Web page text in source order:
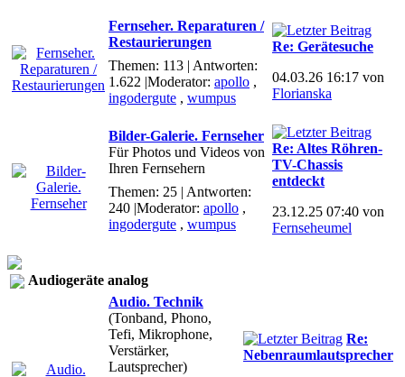
Fernseher. Reparaturen /
Restaurierungen
Themen: 113 | Antworten:
1.622 |Moderator: apollo ,
ingodergute , wumpus
Re: Gerätesuche
04.03.26 16:17 von
Florianska
Bilder-Galerie. Fernseher
Für Photos und Videos von
Ihren Fernsehern
Themen: 25 | Antworten:
240 |Moderator: apollo ,
ingodergute , wumpus
Re: Altes Röhren-
TV-Chassis
entdeckt
23.12.25 07:40 von
Fernseheumel
Audiogeräte analog
Audio. Technik
(Tonband, Phono,
Tefi, Mikrophone,
Verstärker,
Lautsprecher)
Re:
Nebenraumlautsprecher